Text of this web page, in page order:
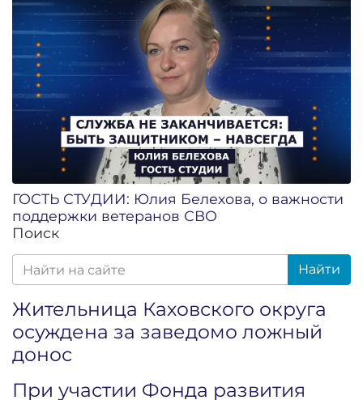
ГОСТЬ СТУДИИ: Юлия Белехова, о важности
поддержки ветеранов СВО
Поиск
Найти
Жительница Каховского округа
осуждена за заведомо ложный
донос
При участии Фонда развития